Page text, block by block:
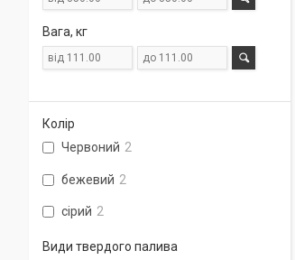
Вага, кг
Колір
Червоний 2
бежевий 2
сірий 2
Види твердого палива